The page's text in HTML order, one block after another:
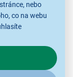
nebo
co na webu
Pokud vás
pracujeme,